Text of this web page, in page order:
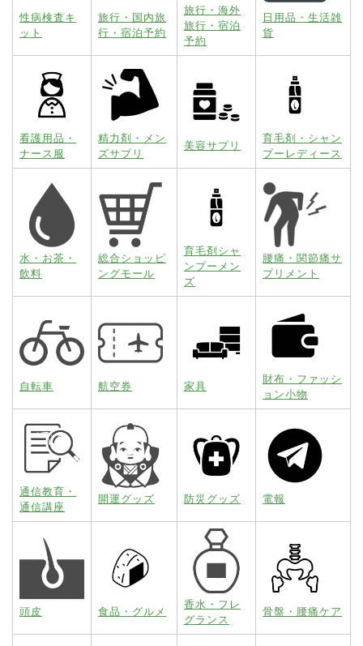
性病検査キ
ット
旅行・国内旅
行・宿泊予約
旅行・海外
旅行・宿泊
予約
日用品・生活雑
貨
看護用品・
ナース服
精力剤・メン
ズサプリ
美容サプリ
育毛剤・シャン
プーレディース
水・お茶・
飲料
総合ショッピ
ングモール
育毛剤シャ
ンプーメン
ズ
腰痛・関節痛サ
プリメント
自転車 航空券 家具
財布・ファッシ
ョン小物
通信教育・
通信講座
開運グッズ 防災グッズ 電報
頭皮 食品・グルメ
香水・フレ
グランス
骨盤・腰痛ケア